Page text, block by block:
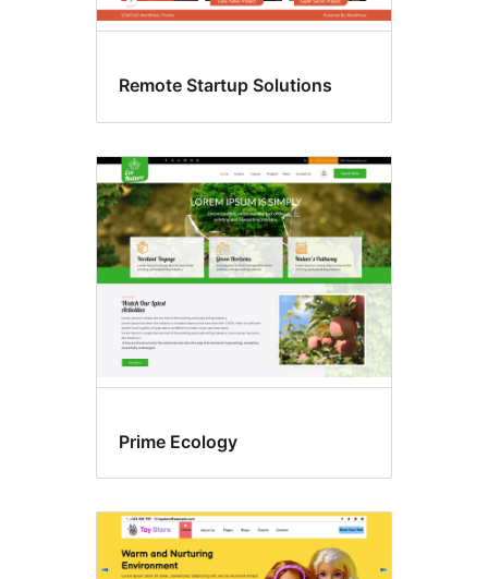
Remote Startup Solutions
Prime Ecology